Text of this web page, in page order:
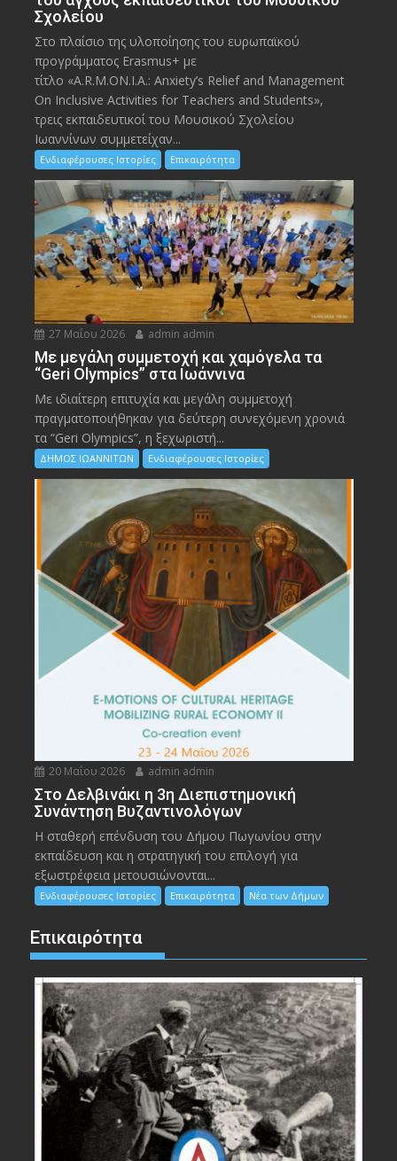
Σχολείου
Στο πλαίσιο της υλοποίησης του ευρωπαϊκού
προγράμματος Erasmus+ με
τίτλο «A.R.M.ON.I.A.: Anxiety’s Relief and Management
On Inclusive Activities for Teachers and Students»,
τρεις εκπαιδευτικοί του Μουσικού Σχολείου
Ιωαννίνων συμμετείχαν...
Ενδιαφέρουσες Ιστορίες Επικαιρότητα
27 Μαΐου 2026 admin admin
Με μεγάλη συμμετοχή και χαμόγελα τα
“Geri Olympics” στα Ιωάννινα
Με ιδιαίτερη επιτυχία και μεγάλη συμμετοχή
πραγματοποιήθηκαν για δεύτερη συνεχόμενη χρονιά
τα “Geri Olympics”, η ξεχωριστή...
ΔΗΜΟΣ ΙΩΑΝΝΙΤΩΝ Ενδιαφέρουσες Ιστορίες
20 Μαΐου 2026 admin admin
Στο Δελβινάκι η 3η Διεπιστημονική
Συνάντηση Βυζαντινολόγων
Η σταθερή επένδυση του Δήμου Πωγωνίου στην
εκπαίδευση και η στρατηγική του επιλογή για
εξωστρέφεια μετουσιώνονται...
Ενδιαφέρουσες Ιστορίες Επικαιρότητα Νέα των Δήμων
Επικαιρότητα